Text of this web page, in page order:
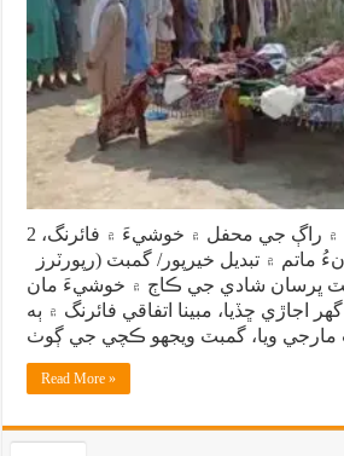
گمبٽ ڀرسان وهانءَ ۾ راڳ جي محفل ۾ خوشيءَ ۾ فائرنگ، 2
ماتم ۾ تبديل خيرپور/ گمبٽ (رپورٽرز
ڀرسان شادي جي ڪاڄ ۾ خوشيءَ مان
اجاڙي ڇڏيا، مبينا اتفاقي فائرنگ ۾ ٻه
Read More »